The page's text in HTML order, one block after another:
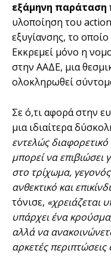
εξάμηνη παράταση
υλοποίηση του
εξυγίανσης, το
Εκκρεμεί μόνο η
στην ΑΑΔΕ, μια
ολοκληρωθεί
Σε ό,τι αφορά στην
μια ιδιαίτερα
εντελώς
μπορεί να επιβιώσει
στο τρίχωμα,
ανθεκτικό και
τόνισε, «χρειάζεται
υπάρχει ένα
αλλά να
αρκετές